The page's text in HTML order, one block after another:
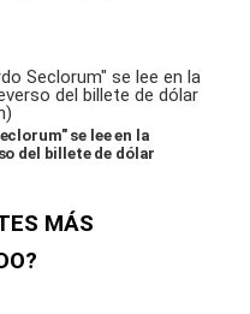
se lee en la
del billete de dólar
MÁS